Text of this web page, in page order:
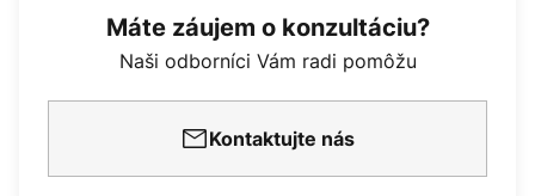
Máte záujem o konzultáciu?
Naši odborníci Vám radi pomôžu
Kontaktujte nás